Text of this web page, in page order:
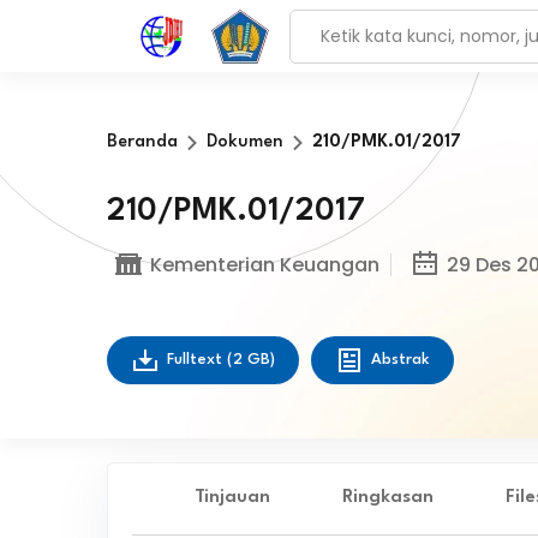
Beranda Dokumen 210/PMK.01/2017
210/PMK.01/2017
Kementerian Keuangan 29 Des
Fulltext (2 GB) Abstrak
Tinjauan Ringkasan